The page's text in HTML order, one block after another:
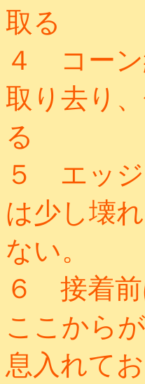
取る
４ コーン
取り去り
る
５ エッジ
は少し壊
ない。
６ 接着前
ここから
息入れて